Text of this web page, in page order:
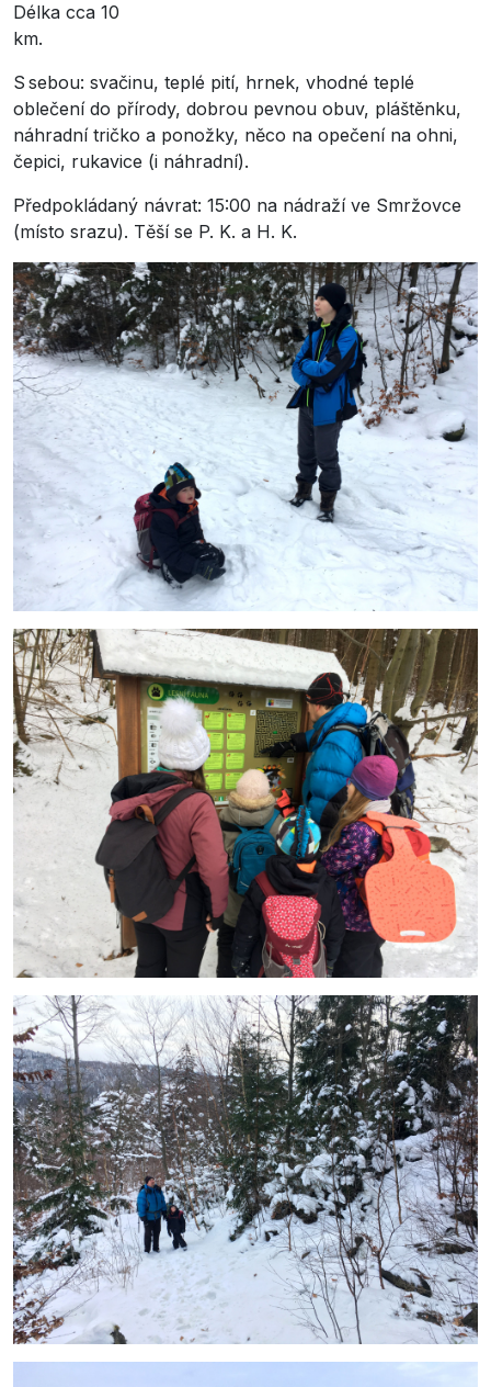
Délka cca 10
km.
S sebou: svačinu, teplé pití, hrnek, vhodné teplé
oblečení do přírody, dobrou pevnou obuv, pláštěnku,
náhradní tričko a ponožky, něco na opečení na ohni,
čepici, rukavice (i náhradní).
Předpokládaný návrat: 15:00 na nádraží ve Smržovce
(místo srazu). Těší se P. K. a H. K.